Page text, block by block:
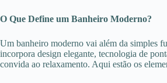
O Que Define um Banheiro Moderno?
Um banheiro moderno vai além da simples
incorpora design elegante, tecnologia de
convida ao relaxamento. Aqui estão os